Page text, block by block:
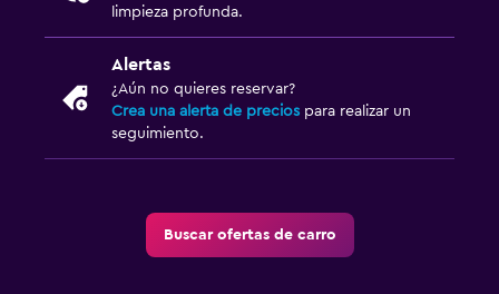
limpieza profunda.
Alertas
¿Aún no quieres reservar?
Crea una alerta de precios para realizar un
seguimiento.
Buscar ofertas de carro